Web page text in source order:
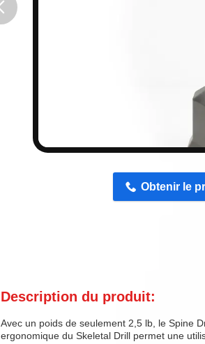
Obtenir le
Description du produit:
Avec un poids de seulement 2,5 lb, le Spine
ergonomique du Skeletal Drill permet une